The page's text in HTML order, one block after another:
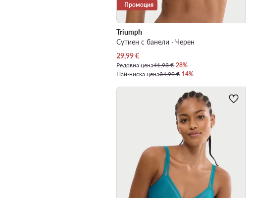
Промоция
Triumph
Сутиен с банели · Черен
Актуална цена
29,99€
Редовна цена41,93 €-28%
Най-ниска цена34,99 €-14%